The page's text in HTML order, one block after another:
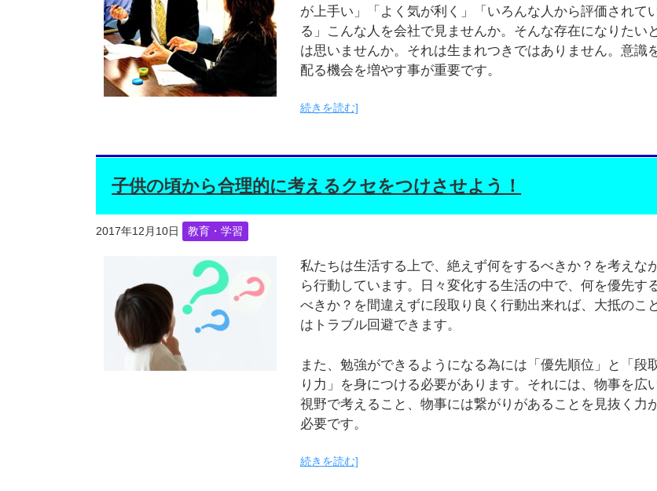
が上手い」「よく気が利く」「いろんな人から評価されて
る」こんな人を会社で見ませんか。そんな存在になりたい
は思いませんか。それは生まれつきではありません。意識
配る機会を増やす事が重要です。
続きを読む]
子供の頃から合理的に考えるクセをつけさせよう！
2017年12月10日 教育・学習
私たちは生活する上で、絶えず何をするべきか？を考えな
ら行動しています。日々変化する生活の中で、何を優先す
べきか？を間違えずに段取り良く行動出来れば、大抵のこ
はトラブル回避できます。
また、勉強ができるようになる為には「優先順位」と「段
り力」を身につける必要があります。それには、物事を広
視野で考えること、物事には繋がりがあることを見抜く力
必要です。
続きを読む]